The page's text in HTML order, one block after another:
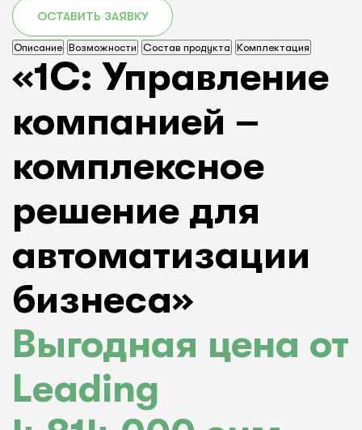
ОСТАВИТЬ ЗАЯВКУ
Описание Возможности Состав продукта Комплектация
«1С: Управление
компанией –
комплексное
решение для
автоматизации
бизнеса»
Выгодная цена от
Leading